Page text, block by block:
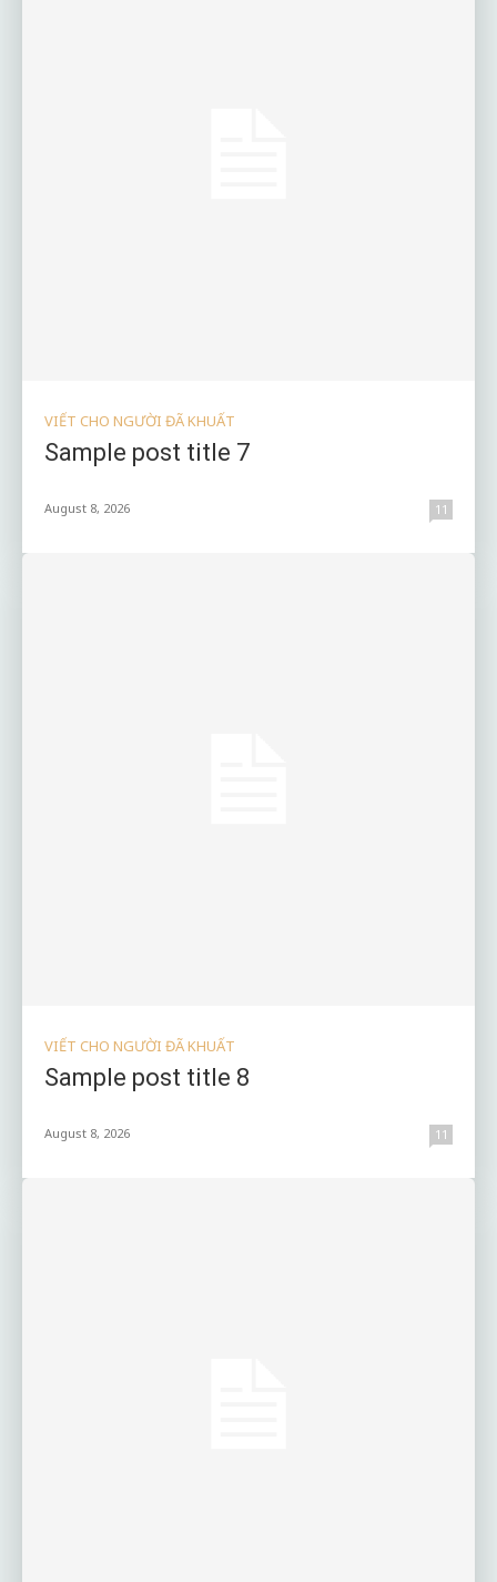
VIẾT CHO NGƯỜI ĐÃ KHUẤT
Sample post title 7
August 8, 2026 11
VIẾT CHO NGƯỜI ĐÃ KHUẤT
Sample post title 8
August 8, 2026 11